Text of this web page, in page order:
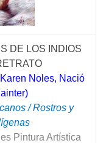
DE LOS INDIOS
Noles, Nació
/ Rostros y
Pintura Artística